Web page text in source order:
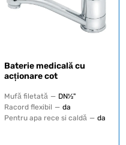
Baterie medicală cu
acționare cot
Mufă filetată — DN½"
Racord flexibil — da
Pentru apa rece si caldă — da